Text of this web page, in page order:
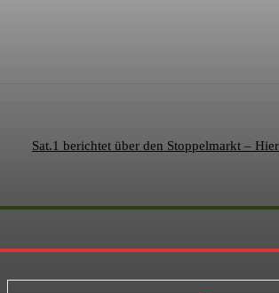
Sat.1 berichtet über den Stoppelmarkt –